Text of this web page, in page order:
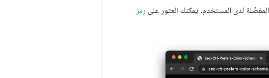
رمز